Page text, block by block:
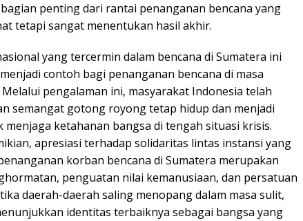
penting dari rantai penanganan bencana yang
tetapi sangat menentukan hasil akhir.
yang tercermin dalam bencana di Sumatera ini
contoh bagi penanganan bencana di masa
pengalaman ini, masyarakat Indonesia telah
semangat gotong royong tetap hidup dan menjadi
menjaga ketahanan bangsa di tengah situasi krisis.
apresiasi terhadap solidaritas lintas instansi yang
korban bencana di Sumatera merupakan
penguatan nilai kemanusiaan, dan persatuan
daerah-daerah saling menopang dalam masa sulit,
identitas terbaiknya sebagai bangsa yang